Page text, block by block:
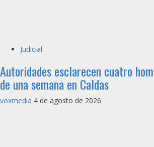
Judicial
Autoridades esclarecen cuatro
de una semana en Caldas
voxmedia 4 de agosto de 2026